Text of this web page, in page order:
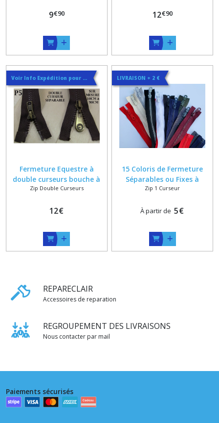
Gris ou Marron
9€90
Sur Mesure
12€90
Voir Info Expédition pour Régler les Frais de Port au Meilleur Prix , En haut d'ecran à Droite
Fermeture Equestre à
double curseurs bouche à
bouche sur mesure , Marron
Gris
Zip Double Curseurs
12€
LIVRAISON + 2 €
15 Coloris de Fermeture
Séparables ou Fixes à
Glissiere Plastique Injecté 6
Zip 1 Curseur
À partir de 5€
REPARECLAIR
Accessoires de reparation
REGROUPEMENT DES LIVRAISONS
Nous contacter par mail
Paiements sécurisés